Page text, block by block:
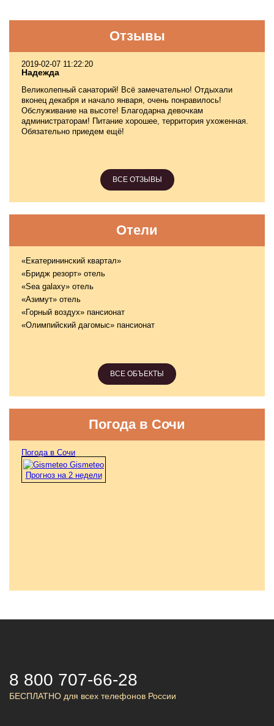
Отзывы
2019-02-07 11:22:20
Надежда
Великолепный санаторий! Всё замечательно! Отдыхали
вконец декабря и начало января, очень понравилось!
Обслуживание на высоте! Благодарна девочкам
администраторам! Питание хорошее, территория ухоженная.
Обязательно приедем ещё!
ВСЕ ОТЗЫВЫ
Отели
«Екатерининский квартал»
«Бридж резорт» отель
«Sea galaxy» отель
«Азимут» отель
«Горный воздух» пансионат
«Олимпийский дагомыс» пансионат
ВСЕ ОБЪЕКТЫ
Погода в Сочи
Погода в Сочи
Gismeteo
Прогноз на 2 недели
8 800 707-66-28
БЕСПЛАТНО для всех телефонов России